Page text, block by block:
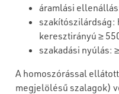
áramlási ellenállás
szakítószilárdság:
keresztirányú ≥ 55
szakadási nyúlás:
A homoszórással
megjelölésű szalagok)